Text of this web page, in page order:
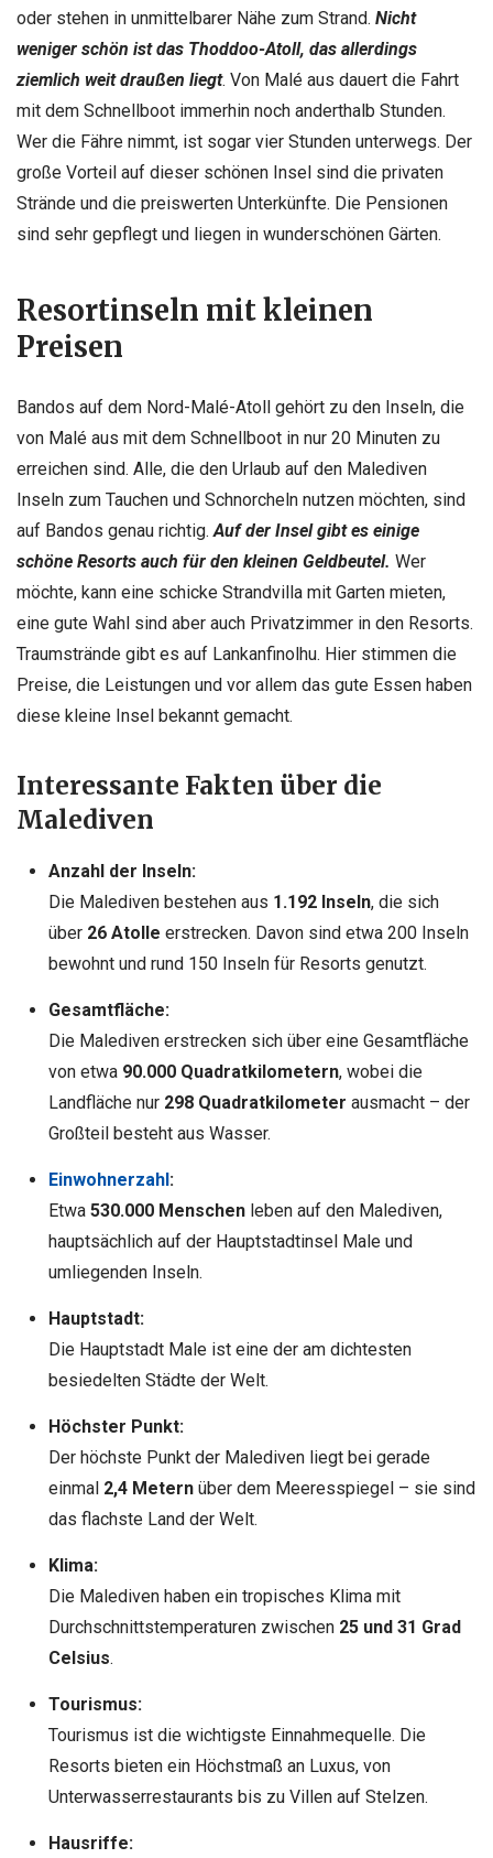
oder stehen in unmittelbarer Nähe zum Strand. Nicht
weniger schön ist das Thoddoo-Atoll, das allerdings
ziemlich weit draußen liegt. Von Malé aus dauert die Fahrt
mit dem Schnellboot immerhin noch anderthalb Stunden.
Wer die Fähre nimmt, ist sogar vier Stunden unterwegs. Der
große Vorteil auf dieser schönen Insel sind die privaten
Strände und die preiswerten Unterkünfte. Die Pensionen
sind sehr gepflegt und liegen in wunderschönen Gärten.
Resortinseln mit kleinen
Preisen
Bandos auf dem Nord-Malé-Atoll gehört zu den Inseln, die
von Malé aus mit dem Schnellboot in nur 20 Minuten zu
erreichen sind. Alle, die den Urlaub auf den Malediven
Inseln zum Tauchen und Schnorcheln nutzen möchten, sind
auf Bandos genau richtig. Auf der Insel gibt es einige
schöne Resorts auch für den kleinen Geldbeutel. Wer
möchte, kann eine schicke Strandvilla mit Garten mieten,
eine gute Wahl sind aber auch Privatzimmer in den Resorts.
Traumstrände gibt es auf Lankanfinolhu. Hier stimmen die
Preise, die Leistungen und vor allem das gute Essen haben
diese kleine Insel bekannt gemacht.
Interessante Fakten über die
Malediven
Anzahl der Inseln:
Die Malediven bestehen aus 1.192 Inseln, die sich
über 26 Atolle erstrecken. Davon sind etwa 200 Inseln
bewohnt und rund 150 Inseln für Resorts genutzt.
Gesamtfläche:
Die Malediven erstrecken sich über eine Gesamtfläche
von etwa 90.000 Quadratkilometern, wobei die
Landfläche nur 298 Quadratkilometer ausmacht – der
Großteil besteht aus Wasser.
Einwohnerzahl:
Etwa 530.000 Menschenleben auf den Malediven,
hauptsächlich auf der Hauptstadtinsel Male und
umliegenden Inseln.
Hauptstadt:
Die Hauptstadt Male ist eine der am dichtesten
besiedelten Städte der Welt.
Höchster Punkt:
Der höchste Punkt der Malediven liegt bei gerade
einmal 2,4 Meternüber dem Meeresspiegel – sie sind
das flachste Land der Welt.
Klima:
Die Malediven haben ein tropisches Klima mit
Durchschnittstemperaturen zwischen 25 und 31 Grad
Celsius.
Tourismus:
Tourismus ist die wichtigste Einnahmequelle. Die
Resorts bieten ein Höchstmaß an Luxus, von
Unterwasserrestaurants bis zu Villen auf Stelzen.
Hausriffe: